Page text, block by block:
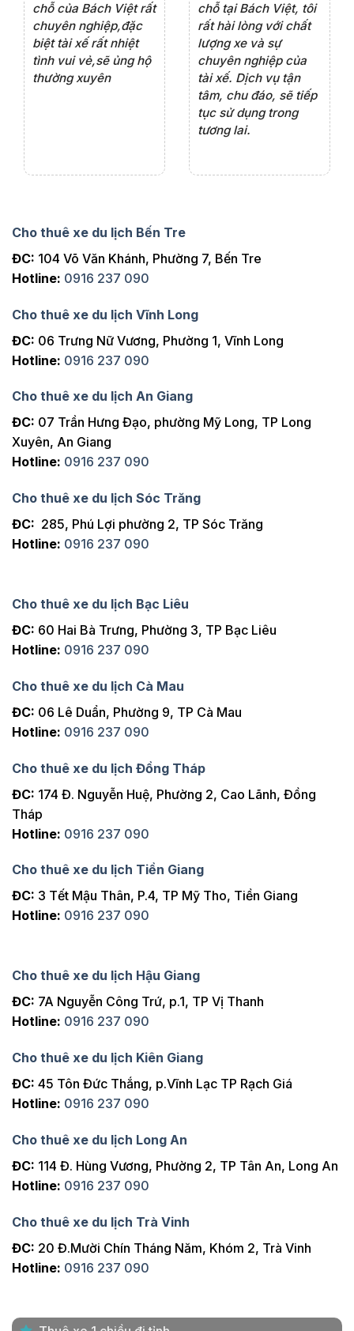
chỗ của Bách Việt rất
chuyên nghiệp,đặc
biệt tài xế rất nhiệt
tình vui vẻ,sẽ ủng hộ
thường xuyên
chỗ tại Bách Việt, tôi
rất hài lòng với chất
lượng xe và sự
chuyên nghiệp của
tài xế. Dịch vụ tận
tâm, chu đáo, sẽ tiếp
tục sử dụng trong
tương lai.
Cho thuê xe du lịch Bến Tre
ĐC: 104 Võ Văn Khánh, Phường 7, Bến Tre
Hotline: 0916 237 090
Cho thuê xe du lịch Vĩnh Long
ĐC: 06 Trưng Nữ Vương, Phường 1, Vĩnh Long
Hotline: 0916 237 090
Cho thuê xe du lịch An Giang
ĐC: 07 Trần Hưng Đạo, phường Mỹ Long, TP Long
Xuyên, An Giang
Hotline: 0916 237 090
Cho thuê xe du lịch Sóc Trăng
ĐC: 285, Phú Lợi phường 2, TP Sóc Trăng
Hotline: 0916 237 090
Cho thuê xe du lịch Bạc Liêu
ĐC: 60 Hai Bà Trưng, Phường 3, TP Bạc Liêu
Hotline: 0916 237 090
Cho thuê xe du lịch Cà Mau
ĐC: 06 Lê Duẩn, Phường 9, TP Cà Mau
Hotline: 0916 237 090
Cho thuê xe du lịch Đồng Tháp
ĐC: 174 Đ. Nguyễn Huệ, Phường 2, Cao Lãnh, Đồng
Tháp
Hotline: 0916 237 090
Cho thuê xe du lịch Tiền Giang
ĐC: 3 Tết Mậu Thân, P.4, TP Mỹ Tho, Tiền Giang
Hotline: 0916 237 090
Cho thuê xe du lịch Hậu Giang
ĐC: 7A Nguyễn Công Trứ, p.1, TP Vị Thanh
Hotline: 0916 237 090
Cho thuê xe du lịch Kiên Giang
ĐC: 45 Tôn Đức Thắng, p.Vĩnh Lạc TP Rạch Giá
Hotline: 0916 237 090
Cho thuê xe du lịch Long An
ĐC: 114 Đ. Hùng Vương, Phường 2, TP Tân An, Long An
Hotline: 0916 237 090
Cho thuê xe du lịch Trà Vinh
ĐC: 20 Đ.Mười Chín Tháng Năm, Khóm 2, Trà Vinh
Hotline: 0916 237 090